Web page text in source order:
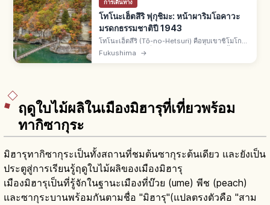
การเดินทาง
โทโนะเฮ็ตสึริ ฟุกุชิมะ: หน้าผาริมโอคาวะ
มรดกธรรมชาติปี 1943
โทโนะเฮ็ตสึริ (Tō-no-Hetsuri) คือหุบเขาชิโมโกะ
จ.ฟุกุชิมะ คำท้องถิ่นไอสึแปลว่าหน้าผาริมแม่น้ำ เกิด
Fukushima →
ฤดูใบไม้ผลิในเมืองมิฮารุที่เที่ยวพร้อม
ทากิซากุระ
มิฮารุทากิซากุระเป็นทั้งสถานที่ชมต้นซากุระต้นเดียว และยังเป็น
ประตูสู่การเรียนรู้ฤดูใบไม้ผลิของเมืองมิฮารุ
เมืองมิฮารุเป็นที่รู้จักในฐานะเมืองที่บ๊วย (ume) พีช (peach)
และซากุระบานพร้อมกันตามชื่อ "มิฮารุ"(แปลตรงตัวคือ "สาม